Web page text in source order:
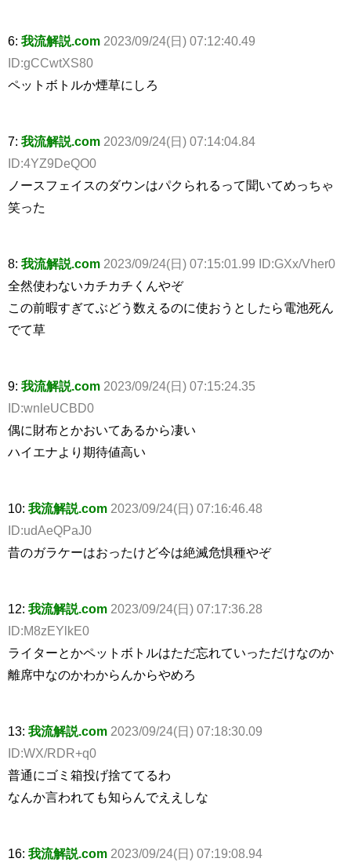
6: 我流解説.com 2023/09/24(日) 07:12:40.49
ID:gCCwtXS80
ペットボトルか煙草にしろ
7: 我流解説.com 2023/09/24(日) 07:14:04.84
ID:4YZ9DeQO0
ノースフェイスのダウンはパクられるって聞いてめっちゃ
笑った
8: 我流解説.com 2023/09/24(日) 07:15:01.99 ID:GXx/Vher0
全然使わないカチカチくんやぞ
この前暇すぎてぶどう数えるのに使おうとしたら電池死ん
でて草
9: 我流解説.com 2023/09/24(日) 07:15:24.35
ID:wnleUCBD0
偶に財布とかおいてあるから凄い
ハイエナより期待値高い
10: 我流解説.com 2023/09/24(日) 07:16:46.48
ID:udAeQPaJ0
昔のガラケーはおったけど今は絶滅危惧種やぞ
12: 我流解説.com 2023/09/24(日) 07:17:36.28
ID:M8zEYlkE0
ライターとかペットボトルはただ忘れていっただけなのか
離席中なのかわからんからやめろ
13: 我流解説.com 2023/09/24(日) 07:18:30.09
ID:WX/RDR+q0
普通にゴミ箱投げ捨ててるわ
なんか言われても知らんでええしな
16: 我流解説.com 2023/09/24(日) 07:19:08.94